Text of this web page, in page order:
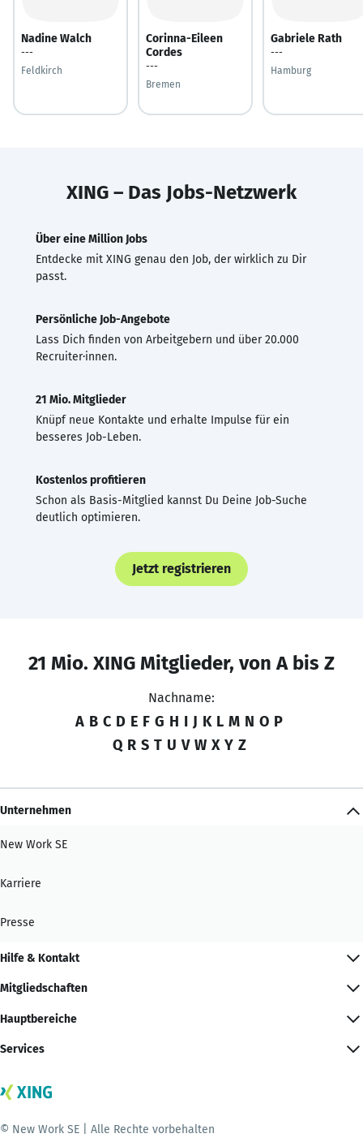
Nadine Walch
---
Feldkirch
Corinna-Eileen
Cordes
---
Bremen
Gabriele Rath
---
Hamburg
XING – Das Jobs-Netzwerk
Über eine Million Jobs
Entdecke mit XING genau den Job, der wirklich zu Dir
passt.
Persönliche Job-Angebote
Lass Dich finden von Arbeitgebern und über 20.000
Recruiter·innen.
21 Mio. Mitglieder
Knüpf neue Kontakte und erhalte Impulse für ein
besseres Job-Leben.
Kostenlos profitieren
Schon als Basis-Mitglied kannst Du Deine Job-Suche
deutlich optimieren.
Jetzt registrieren
21 Mio. XING Mitglieder, von A bis Z
Nachname:
A B C D E F G H I J K L M N O P
Q R S T U V W X Y Z
Unternehmen
New Work SE
Karriere
Presse
Hilfe & Kontakt
Mitgliedschaften
Hauptbereiche
Services
© New Work SE | Alle Rechte vorbehalten